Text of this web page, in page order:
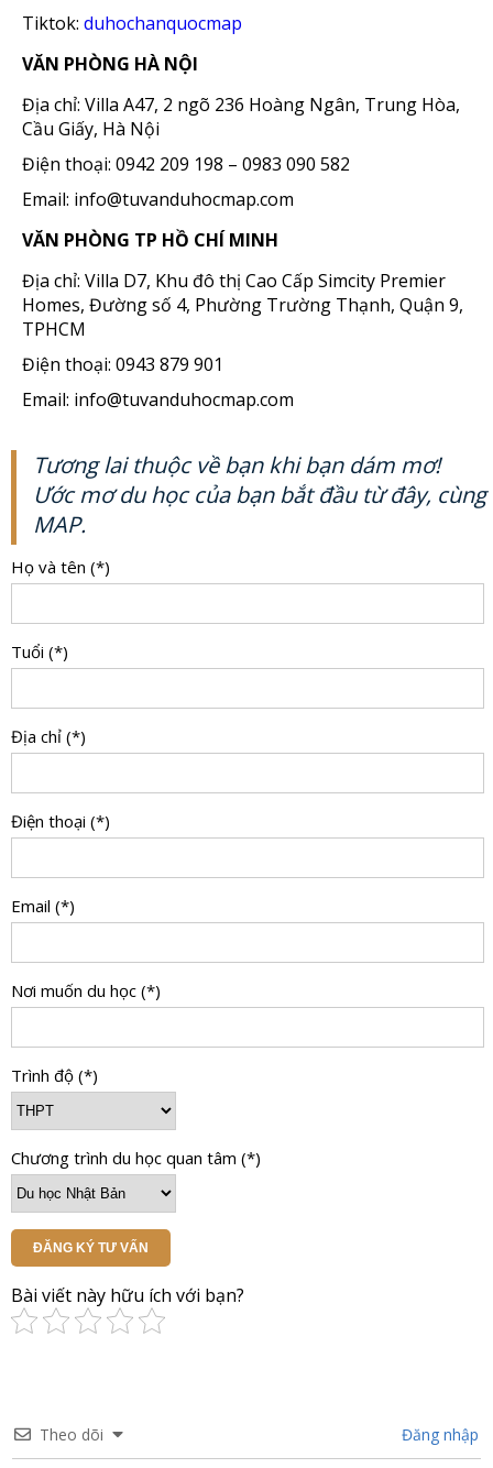
Tiktok: duhochanquocmap
VĂN PHÒNG HÀ NỘI
Địa chỉ: Villa A47, 2 ngõ 236 Hoàng Ngân, Trung Hòa,
Cầu Giấy, Hà Nội
Điện thoại: 0942 209 198 – 0983 090 582
Email: info@tuvanduhocmap.com
VĂN PHÒNG TP HỒ CHÍ MINH
Địa chỉ: Villa D7, Khu đô thị Cao Cấp Simcity Premier
Homes, Đường số 4, Phường Trường Thạnh, Quận 9,
TPHCM
Điện thoại: 0943 879 901
Email: info@tuvanduhocmap.com
Tương lai thuộc về bạn khi bạn dám mơ!
Ước mơ du học của bạn bắt đầu từ đây, cùng
MAP.
Họ và tên (*)
Tuổi (*)
Địa chỉ (*)
Điện thoại (*)
Email (*)
Nơi muốn du học (*)
Trình độ (*)
Chương trình du học quan tâm (*)
ĐĂNG KÝ TƯ VẤN
Bài viết này hữu ích với bạn?
Theo dõi Đăng nhập